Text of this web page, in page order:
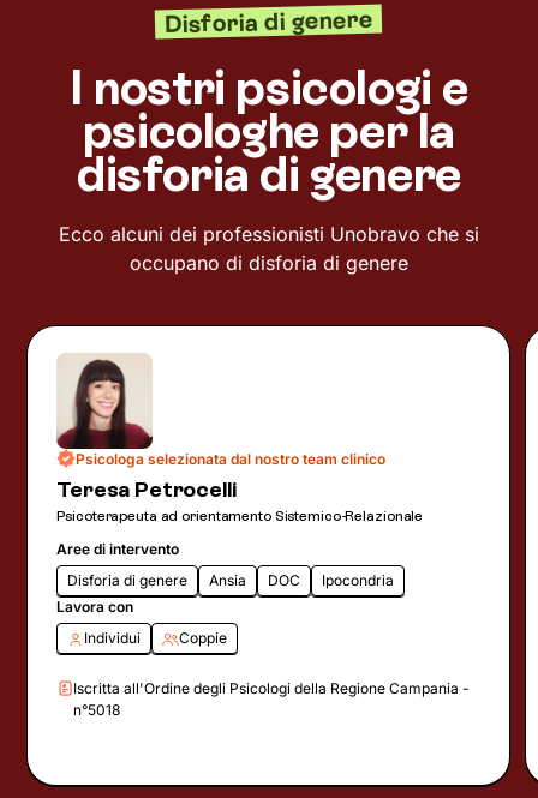
Disforia di genere
I nostri psicologi e
psicologhe per la
disforia di genere
Ecco alcuni dei professionisti Unobravo che si
occupano di disforia di genere
Psicologa selezionata dal nostro team clinico
Teresa Petrocelli
Psicoterapeuta ad orientamento Sistemico-Relazionale
Aree di intervento
Disforia di genere
Ansia DOC
Ipocondria
Lavora con
Individui
Coppie
Iscritta all'Ordine degli Psicologi della Regione Campania -
n°5018